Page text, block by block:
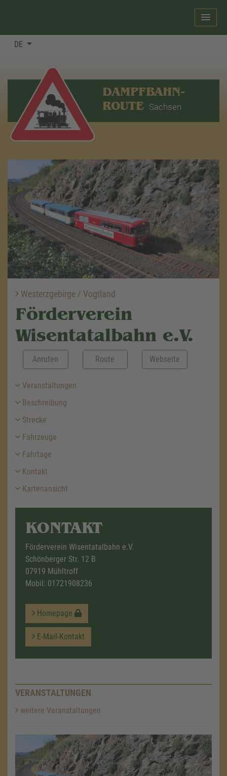
DE
DAMPFBAHN-
ROUTE Sachsen
Westerzgebirge / Vogtland
Förderverein
Wisentatalbahn e.V.
Anrufen Route Webseite
Veranstaltungen
Beschreibung
Strecke
Fahrzeuge
Fahrtage
Kontakt
Kartenansicht
KONTAKT
Förderverein Wisentatalbahn e.V.
Schönberger Str. 12 B
07919 Mühltroff
Mobil: 01721908236
Homepage
E-Mail-Kontakt
VERANSTALTUNGEN
weitere Veranstaltungen